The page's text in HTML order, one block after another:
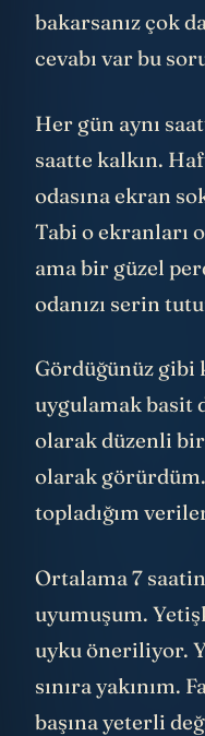
bakarsanız çok
cevabı var bu
Her gün aynı
saatte kalkın.
odasına ekran
Tabi o ekranları
ama bir güzel
odanızı serin
Gördüğünüz gibi
uygulamak basit
olarak düzenli
olarak
topladığım
Ortalama 7
uyumuşum.
uyku öneriliyor.
sınıra yakınım.
başına yeterli